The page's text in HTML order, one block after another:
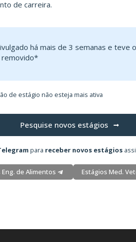
de carreira.
há mais de 3 semanas e teve
removido*
de estágio não esteja mais ativa
Pesquise novos estágios
para receber novos estágios
de Alimentos Estágios Med.